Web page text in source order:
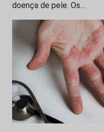
doença de pele. Os…